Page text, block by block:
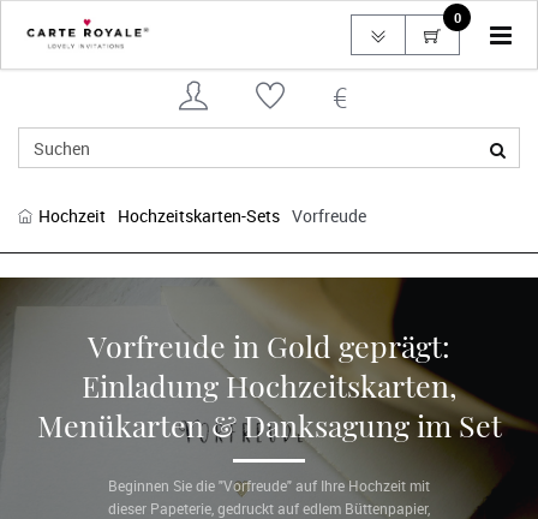
0
Hochzeit Hochzeitskarten-Sets Vorfreude
Vorfreude in Gold geprägt:
Einladung Hochzeitskarten,
Menükarten & Danksagung im Set
Beginnen Sie die "Vorfreude" auf Ihre Hochzeit mit
dieser Papeterie, gedruckt auf edlem Büttenpapier,